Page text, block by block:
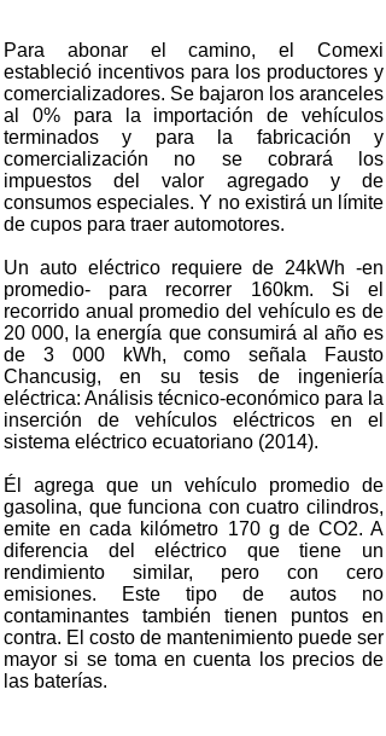
Para abonar el camino, el Comexi
estableció incentivos para los productores y
comercializadores. Se bajaron los aranceles
al 0% para la importación de vehículos
terminados y para la fabricación y
comercialización no se cobrará los
impuestos del valor agregado y de
consumos especiales. Y no existirá un límite
de cupos para traer automotores.
Un auto eléctrico requiere de 24kWh -en
promedio- para recorrer 160km. Si el
recorrido anual promedio del vehículo es de
20 000, la energía que consumirá al año es
de 3 000 kWh, como señala Fausto
Chancusig, en su tesis de ingeniería
eléctrica: Análisis técnico-económico para la
inserción de vehículos eléctricos en el
sistema eléctrico ecuatoriano (2014).
Él agrega que un vehículo promedio de
gasolina, que funciona con cuatro cilindros,
emite en cada kilómetro 170 g de CO2. A
diferencia del eléctrico que tiene un
rendimiento similar, pero con cero
emisiones. Este tipo de autos no
contaminantes también tienen puntos en
contra. El costo de mantenimiento puede ser
mayor si se toma en cuenta los precios de
las baterías.